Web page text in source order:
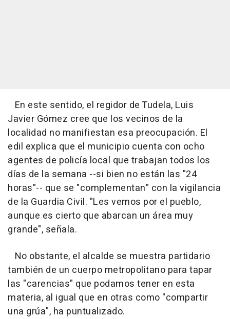
En este sentido, el regidor de Tudela, Luis
Javier Gómez cree que los vecinos de la
localidad no manifiestan esa preocupación. El
edil explica que el municipio cuenta con ocho
agentes de policía local que trabajan todos los
días de la semana --si bien no están las "24
horas"-- que se "complementan" con la vigilancia
de la Guardia Civil. "Les vemos por el pueblo,
aunque es cierto que abarcan un área muy
grande", señala.
No obstante, el alcalde se muestra partidario
también de un cuerpo metropolitano para tapar
las "carencias" que podamos tener en esta
materia, al igual que en otras como "compartir
una grúa", ha puntualizado.